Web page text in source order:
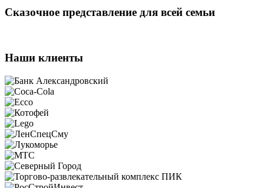
Сказочное представление для всей семьи
Наши клиенты